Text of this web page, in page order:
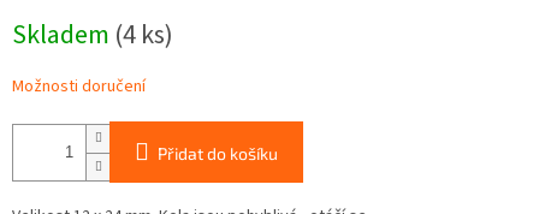
cena:
Skladem (4 ks)
Možnosti doručení
Přidat do košíku